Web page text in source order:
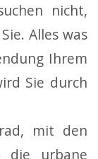
nicht,
Alles was
Ihrem
Sie durch
mit den
die urbane